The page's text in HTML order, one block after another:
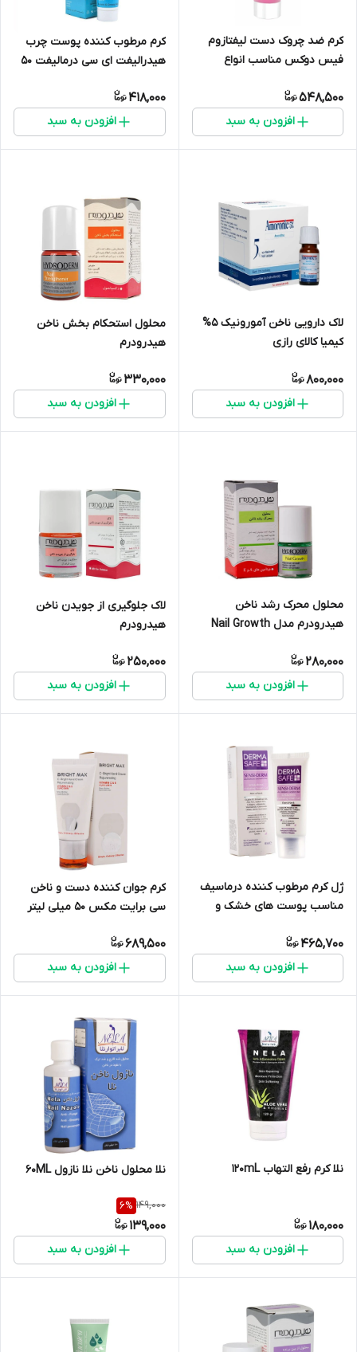
کرم ضد چروک دست لیفتازوم
فیس دوکس مناسب انواع
548,500
افزودن به سبد
کرم مرطوب کننده پوست چرب
هیدرالیفت ای سی درمالیفت ۵۰
418,000
افزودن به سبد
لاک دارویی ناخن آمورونیک 5%
کیمیا کالای رازی
800,000
افزودن به سبد
محلول استحکام بخش ناخن
هیدرودرم
330,000
افزودن به سبد
محلول محرک رشد ناخن
هیدرودرم مدل Nail Growth
280,000
افزودن به سبد
لاک جلوگیری از جویدن ناخن
هیدرودرم
250,000
افزودن به سبد
ژل کرم مرطوب کننده درماسیف
مناسب پوست های خشک و
465,700
افزودن به سبد
کرم جوان کننده دست و ناخن
سی برایت مکس 50 میلی لیتر
689,500
افزودن به سبد
نلا کرم رفع التهاب 120mL
180,000
افزودن به سبد
نلا محلول ناخن نلا نازول 60ML
149,000
6%
139,000
افزودن به سبد